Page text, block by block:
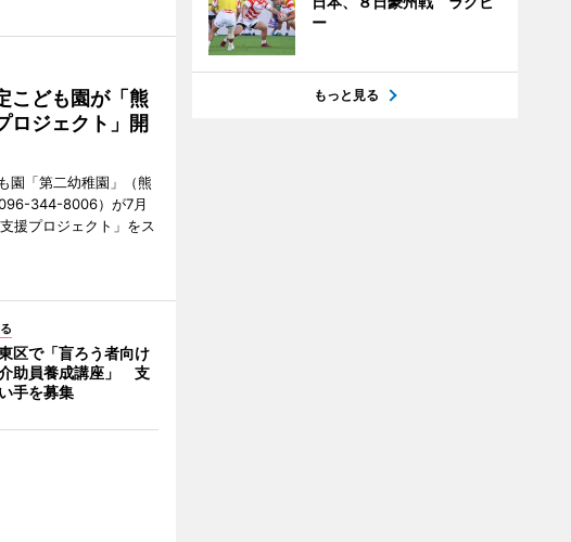
こども園が「熊
ロジェクト」開
園「第二幼稚園」（熊
344-8006）が7月
援プロジェクト」をス
区で「盲ろう者向け
助員養成講座」 支
手を募集
ー
もっと見る